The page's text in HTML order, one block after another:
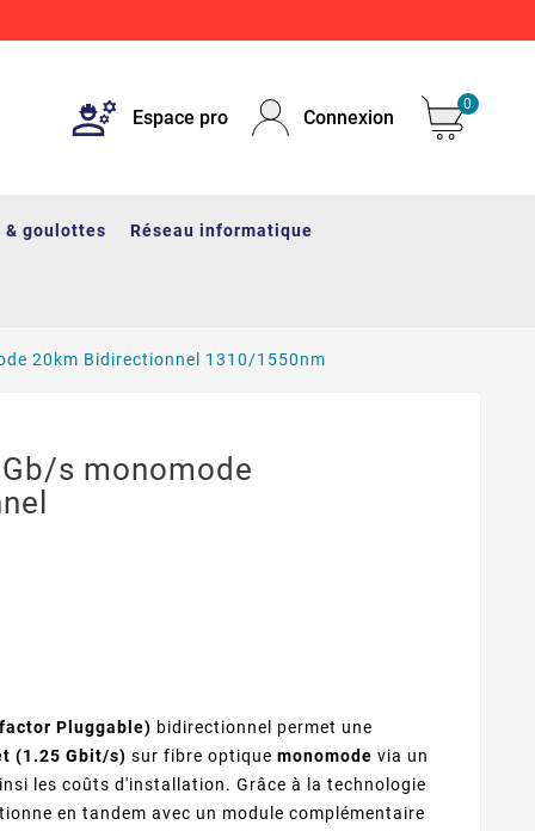
Espace pro Connexion
0
& goulottes Réseau informatique
20km Bidirectionnel 1310/1550nm
s monomode
Pluggable) bidirectionnel permet une
(1.25 Gbit/s) sur fibre optique monomode via un
les coûts d'installation. Grâce à la technologie
en tandem avec un module complémentaire